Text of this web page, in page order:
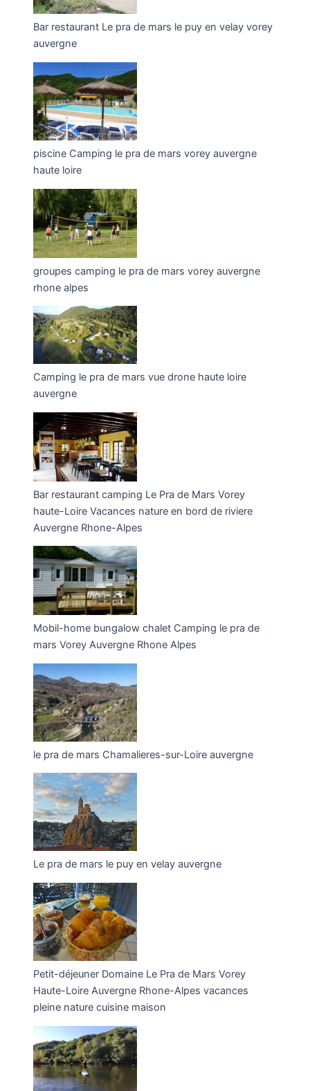
Bar restaurant Le pra de mars le puy en velay vorey
auvergne
piscine Camping le pra de mars vorey auvergne
haute loire
groupes camping le pra de mars vorey auvergne
rhone alpes
Camping le pra de mars vue drone haute loire
auvergne
Bar restaurant camping Le Pra de Mars Vorey
haute-Loire Vacances nature en bord de riviere
Auvergne Rhone-Alpes
Mobil-home bungalow chalet Camping le pra de
mars Vorey Auvergne Rhone Alpes
le pra de mars Chamalieres-sur-Loire auvergne
Le pra de mars le puy en velay auvergne
Petit-déjeuner Domaine Le Pra de Mars Vorey
Haute-Loire Auvergne Rhone-Alpes vacances
pleine nature cuisine maison